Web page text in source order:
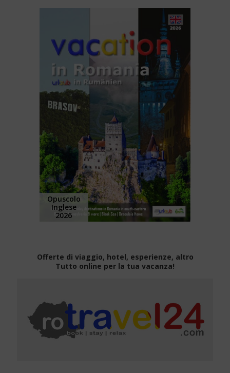
Opuscolo
Inglese
2026
Offerte di viaggio, hotel, esperienze, altro
Tutto online per la tua vacanza!